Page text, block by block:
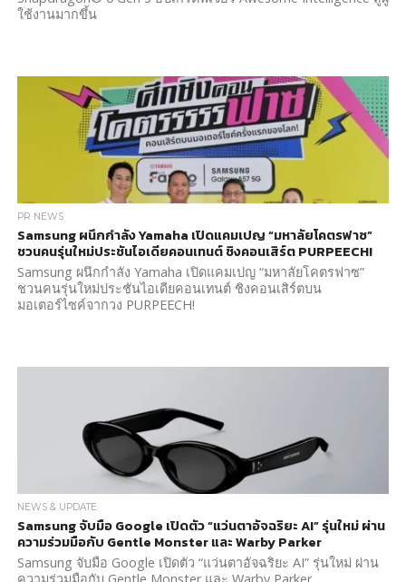
ใช้งานมากขึ้น
PR NEWS
Samsung ผนึกกำลัง Yamaha เปิดแคมเปญ “มหาลัยโคตรฟาซ”
ชวนคนรุ่นใหม่ประชันไอเดียคอนเทนต์ ชิงคอนเสิร์ต PURPEECH!
Samsung ผนึกกำลัง Yamaha เปิดแคมเปญ “มหาลัยโคตรฟาซ”
ชวนคนรุ่นใหม่ประชันไอเดียคอนเทนต์ ชิงคอนเสิร์ตบน
มอเตอร์ไซค์จากวง PURPEECH!
NEWS & UPDATE
Samsung จับมือ Google เปิดตัว “แว่นตาอัจฉริยะ AI” รุ่นใหม่ ผ่าน
ความร่วมมือกับ Gentle Monster และ Warby Parker
Samsung จับมือ Google เปิดตัว “แว่นตาอัจฉริยะ AI” รุ่นใหม่ ผ่าน